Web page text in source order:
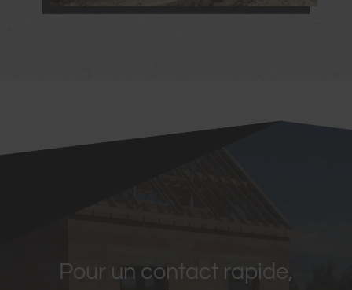
Pour un contact rapide,